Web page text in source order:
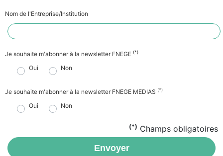
Nom de l'Entreprise/Institution
Je souhaite m'abonner à la newsletter FNEGE (*)
Oui Non
Je souhaite m'abonner à la newsletter FNEGE MEDIAS (*)
Oui Non
(*) Champs obligatoires
Envoyer